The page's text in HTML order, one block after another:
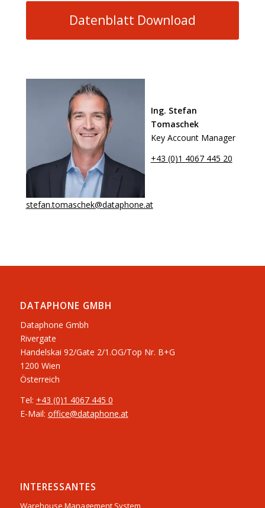
Datenblatt Download
Ing. Stefan
Tomaschek
Key Account Manager
+43 (0)1 4067 445 20
stefan.tomaschek@dataphone.at
DATAPHONE GMBH
Dataphone Gmbh
Rivergate
​Handelskai 92/Gate 2/1.OG/Top Nr. B+G
1200 Wien
Österreich
Tel: +43 (0)1 4067 445 0
E-Mail: office@dataphone.at
INTERESSANTES
Warehouse Management System